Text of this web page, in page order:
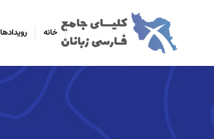
خانه رویدادها